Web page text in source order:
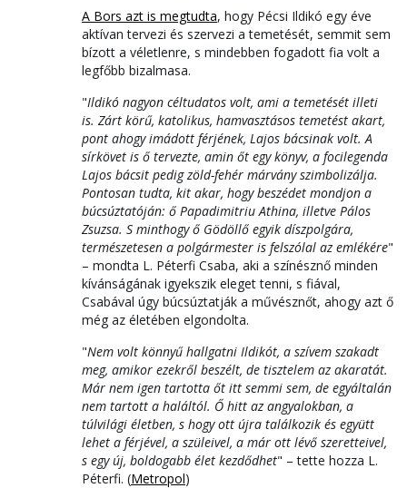
A Bors azt is megtudta, hogy Pécsi Ildikó egy éve
aktívan tervezi és szervezi a temetését, semmit sem
bízott a véletlenre, s mindebben fogadott fia volt a
legfőbb bizalmasa.
"Ildikó nagyon céltudatos volt, ami a temetését illeti
is. Zárt körű, katolikus, hamvasztásos temetést akart,
pont ahogy imádott férjének, Lajos bácsinak volt. A
sírkövet is ő tervezte, amin őt egy könyv, a focilegenda
Lajos bácsit pedig zöld-fehér márvány szimbolizálja.
Pontosan tudta, kit akar, hogy beszédet mondjon a
búcsúztatóján: ő Papadimitriu Athina, illetve Pálos
Zsuzsa. S minthogy ő Gödöllő egyik díszpolgára,
természetesen a polgármester is felszólal az emlékére"
– mondta L. Péterfi Csaba, aki a színésznő minden
kívánságának igyekszik eleget tenni, s fiával,
Csabával úgy búcsúztatják a művésznőt, ahogy azt ő
még az életében elgondolta.
"Nem volt könnyű hallgatni Ildikót, a szívem szakadt
meg, amikor ezekről beszélt, de tisztelem az akaratát.
Már nem igen tartotta őt itt semmi sem, de egyáltalán
nem tartott a haláltól. Ő hitt az angyalokban, a
túlvilági életben, s hogy ott újra találkozik és együtt
lehet a férjével, a szüleivel, a már ott lévő szeretteivel,
s egy új, boldogabb élet kezdődhet" – tette hozza L.
Péterfi. (Metropol)